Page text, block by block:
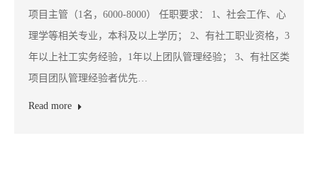
项目主管（1名，6000-8000） 任职要求： 1、社会工作、心
理学等相关专业，本科及以上学历； 2、有社工职业资格，3
年以上社工实务经验，1年以上团队管理经验； 3、有社区类
项目团队管理经验者优先…
Read more